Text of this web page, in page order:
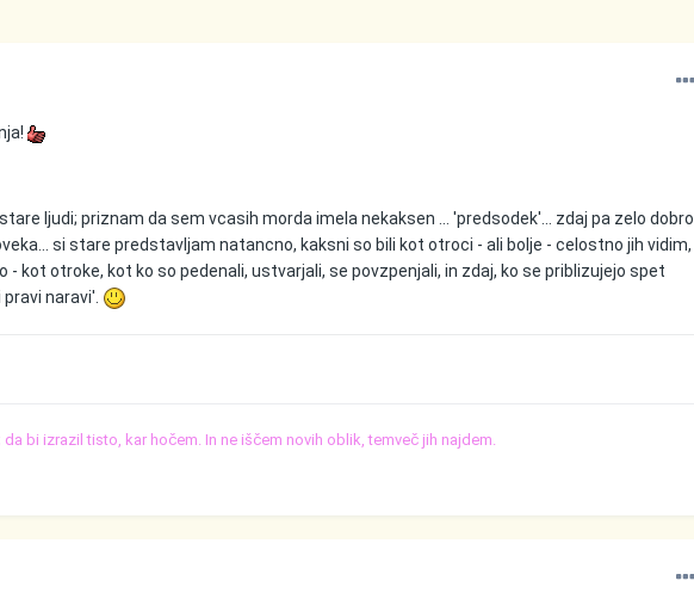
ljudi; priznam da sem vcasih morda imela nekaksen ... 'predsodek'... zdaj pa zelo dobro
si stare predstavljam natancno, kaksni so bili kot otroci - ali bolje - celostno jih vidim,
- kot otroke, kot ko so pedenali, ustvarjali, se povzpenjali, in zdaj, ko se priblizujejo spet
naravi'.
bi izrazil tisto, kar hočem. In ne iščem novih oblik, temveč jih najdem.